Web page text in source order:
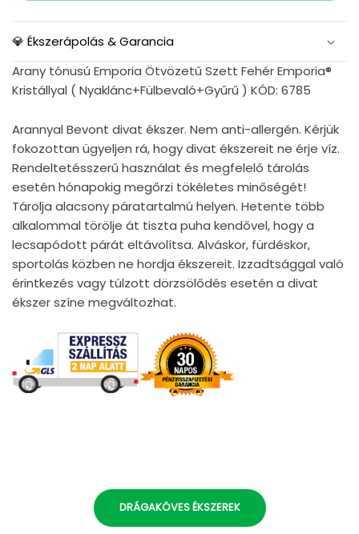
💎 Ékszerápolás & Garancia
Arany tónusú Emporia Ötvözetű Szett Fehér Emporia®
Kristállyal ( Nyaklánc+Fülbevaló+Gyűrű ) KÓD: 6785
Arannyal Bevont divat ékszer. Nem anti-allergén. Kérjük
fokozottan ügyeljen rá, hogy divat ékszereit ne érje víz.
Rendeltetésszerű használat és megfelelő tárolás
esetén hónapokig megőrzi tökéletes minőségét!
Tárolja alacsony páratartalmú helyen. Hetente több
alkalommal törölje át tiszta puha kendővel, hogy a
lecsapódott párát eltávolítsa. Alváskor, fürdéskor,
sportolás közben ne hordja ékszereit. Izzadtsággal való
érintkezés vagy túlzott dörzsölődés esetén a divat
ékszer színe megváltozhat.
DRÁGAKÖVES ÉKSZEREK